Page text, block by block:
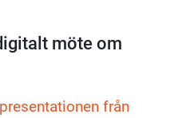
möte om
från